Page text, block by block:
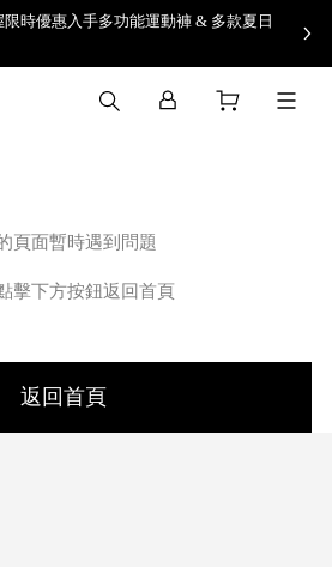
時優惠入手多功能運動褲 & 多款夏日
頁面暫時遇到問題
擊下方按鈕返回首頁
返回首頁